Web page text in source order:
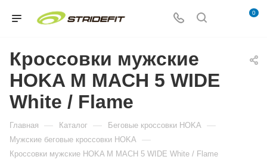
0
Кроссовки мужские
HOKA M MACH 5 WIDE
White / Flame
Главная — Каталог — Беговые кроссовки HOKA —
Мужские беговые кроссовки HOKA —
Кроссовки мужские HOKA M MACH 5 WIDE White / Flame